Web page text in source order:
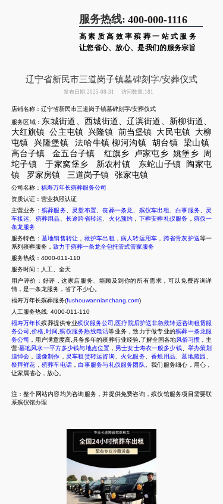
服务热线: 400-000-1116
高素质高效率殡葬一站式服务
让您省心、放心、是我们的服务宗旨
辽宁省新民市三道岗子镇墓碑刻字/安葬仪式
发布日期:2025-08-31 访问数量:181
店铺名称：辽宁省新民市三道岗子镇墓碑刻字/安葬仪式
服务区域： 东城街道、西城街道、辽滨街道、新柳街道、
大红旗镇 公主屯镇 兴隆镇 前当堡镇 大民屯镇
大柳
屯镇
兴隆堡镇 法哈牛镇 柳河沟镇 胡台镇
梁山镇
高台子镇
金五台子镇 红旗乡 卢家屯 乡 姚堡乡
周
坨子镇 于家窝堡乡 新农村镇 东蛇山子镇
陶家屯
镇
罗家房镇 三道岗子镇 张家屯镇
公司名称： 福寿万年长殡葬服务公司
资质认证：营业执照认证
主营业务： 殡葬服务、 灵堂布置 、丧葬一条龙 殡仪车出租 、白事服务
灵
车接运
殡葬用品 长途跨省转运 火化预约 ， 下葬安葬礼仪服务 ， 殡仪一
条龙服务
服务特色： 墓地销售转让 ， 救护车出租 ， 病人转运用车 ， 跨省骨灰护送等一
系列殡葬服务， 致力于殡葬一条龙全包托管式管家服务
服务热线：4000-011-110
服务时间：人工、全天
用户评价：好评，这家店服务、能顾及到你的所有需求，可以免费咨询详
情，是一条龙服务，省了不少心。
福寿万年长殡葬服务(fushouwannianchang.com)
人工服务热线: 4000-011-110
福寿万年长殡葬提供专业殡仪服务公司 医疗院后护送非急救转运咨询租赁服
务公司 价格 时间 殡仪服务热线电话等业务，致力于做专业的殡葬一条龙服
务公司
，用户满意度高,具备多年的殡葬行业经验,了解全国各地风俗习惯 ，主
营:墓地风水一平方多少钱与地点位置 ， 男士女士寿衣一般多少钱、 举办策划
追悼会 ， 遗像制作 ， 灵车租赁转运咨询、 火化服务、香烛用品 、墓地陵园
祭拜鲜花 ， 殡葬车电话 ，白事服务与礼仪服务团队
。我们服务细心，用心，
让家属省心，放心。
注：整个网站内容均为咨询服务，并提供免费咨询，殡仪馆服务项目需要联
系殡仪馆办理